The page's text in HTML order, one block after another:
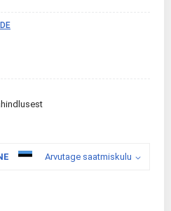
Arvutage saatmiskulu